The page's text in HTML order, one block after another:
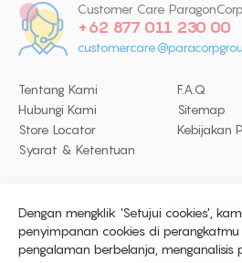
Dengan mengklik 'Setujui cookies',
penyimpanan cookies di
pengalaman berbelanja, menganalisis
Customer Care ParagonCorp
+62 877 011 230 00
Tentang Kami
F.A.Q
Hubungi Kami
Sitemap
Store Locator
Kebijakan
Syarat & Ketentuan
Follow Us